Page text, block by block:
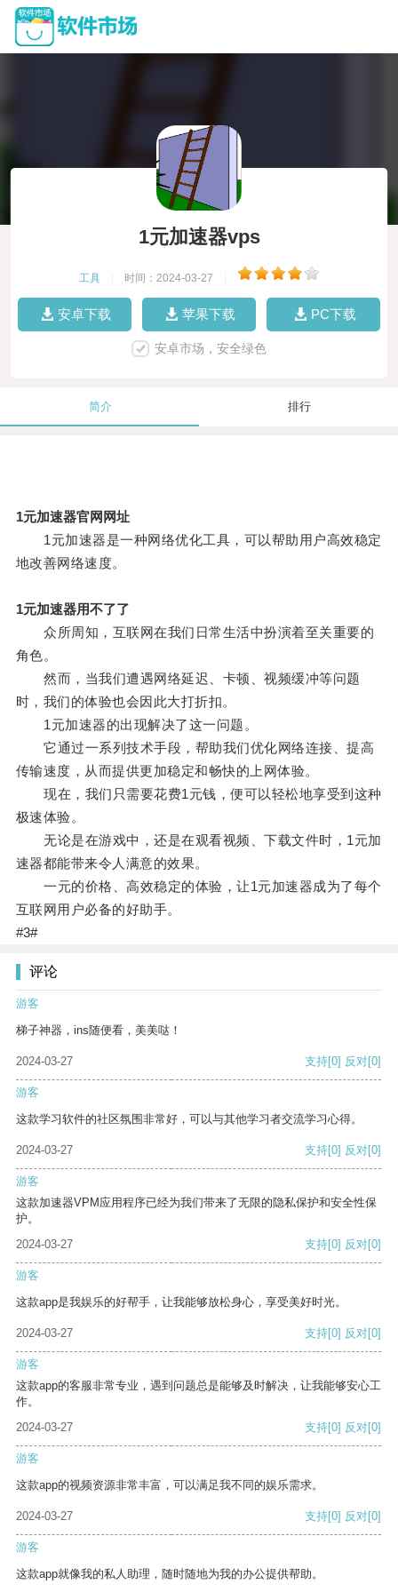
1元加速器vps
工具 时间：2024-03-27
安卓下载 苹果下载 PC下载
安卓市场，安全绿色
简介 排行
1元加速器官网网址
1元加速器是一种网络优化工具，可以帮助用户高效稳定
地改善网络速度。
1元加速器用不了了
众所周知，互联网在我们日常生活中扮演着至关重要的
角色。
然而，当我们遭遇网络延迟、卡顿、视频缓冲等问题
时，我们的体验也会因此大打折扣。
1元加速器的出现解决了这一问题。
它通过一系列技术手段，帮助我们优化网络连接、提高
传输速度，从而提供更加稳定和畅快的上网体验。
现在，我们只需要花费1元钱，便可以轻松地享受到这种
极速体验。
无论是在游戏中，还是在观看视频、下载文件时，1元加
速器都能带来令人满意的效果。
一元的价格、高效稳定的体验，让1元加速器成为了每个
互联网用户必备的好助手。
#3#
评论
游客
梯子神器，ins随便看，美美哒！
2024-03-27 支持[0] 反对[0]
游客
这款学习软件的社区氛围非常好，可以与其他学习者交流学习心得。
2024-03-27 支持[0] 反对[0]
游客
这款加速器VPM应用程序已经为我们带来了无限的隐私保护和安全性保
护。
2024-03-27
支持[0] 反对[0]
游客
这款app是我娱乐的好帮手，让我能够放松身心，享受美好时光。
2024-03-27 支持[0] 反对[0]
游客
这款app的客服非常专业，遇到问题总是能够及时解决，让我能够安心工
作。
2024-03-27
支持[0] 反对[0]
游客
这款app的视频资源非常丰富，可以满足我不同的娱乐需求。
2024-03-27 支持[0] 反对[0]
游客
这款app就像我的私人助理，随时随地为我的办公提供帮助。